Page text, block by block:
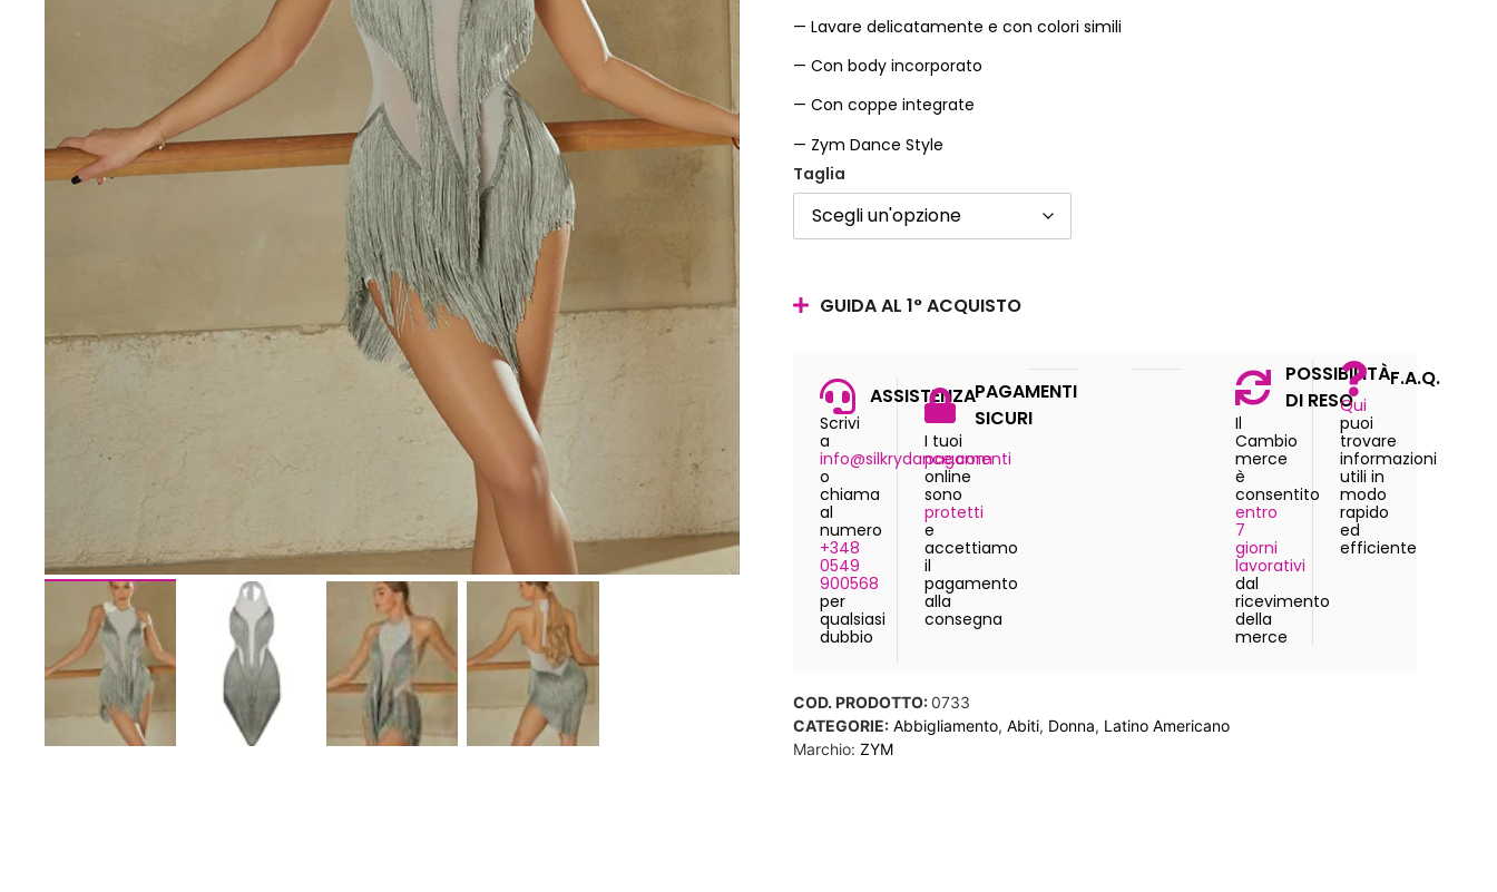
— Lavare delicatamente e con colori simili
— Con body incorporato
— Con coppe integrate
— Zym Dance Style
Taglia
GUIDA AL 1° ACQUISTO
ASSISTENZA
Scrivi
a
info@silkrydance.com
o
chiama
al
numero
+348
0549
900568
per
qualsiasi
dubbio
PAGAMENTI
SICURI
I tuoi
pagamenti
online
sono
protetti
e
accettiamo
il
pagamento
alla
consegna
POSSIBILITÀ
DI RESO
Il
Cambio
merce
è
consentito
entro
7
giorni
lavorativi
dal
ricevimento
della
merce
F.A.Q.
Qui
puoi
trovare
informazioni
utili in
modo
rapido
ed
efficiente
COD. PRODOTTO:0733
CATEGORIE: Abbigliamento, Abiti, Donna, Latino Americano
Marchio: ZYM